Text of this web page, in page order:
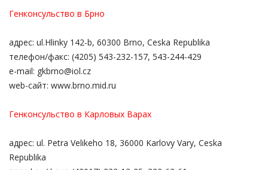
Генконсульство в Брно
адрес: ul.Hlinky 142-b, 60300 Brno, Ceska Republika
телефон/факс: (4205) 543-232-157, 543-244-429
e-mail: gkbrno@iol.cz
web-сайт: www.brno.mid.ru
Генконсульство в Карловых Варах
адрес: ul. Petra Velikeho 18, 36000 Karlovy Vary, Ceska
Republika